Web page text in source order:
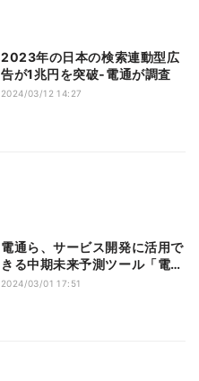
2023年の日本の検索連動型広
告が1兆円を突破‐電通が調査
2024/03/12 14:27
電通ら、サービス開発に活用で
きる中期未来予測ツール「電通
未来曼荼羅2024」提供
2024/03/01 17:51